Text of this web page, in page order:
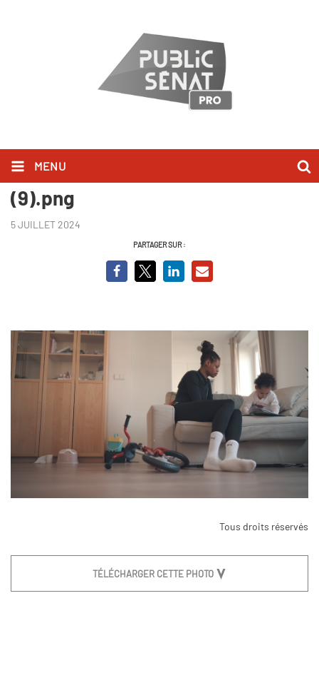
MENU
Championnes, mamans, et alors
(9).png
5 JUILLET 2024
PARTAGER SUR :
Tous droits réservés
TÉLÉCHARGER CETTE PHOTO